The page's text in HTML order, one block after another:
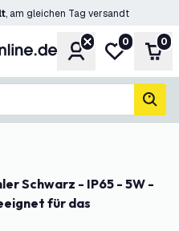
, am gleichen Tag versandt
KontoMeine
0 0
für das